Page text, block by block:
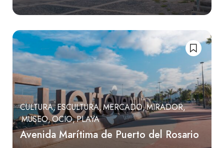
CULTURA ESCULTURA MERCADO MIRADOR
MUSEO OCIO PLAYA
Avenida Marítima de Puerto del Rosario